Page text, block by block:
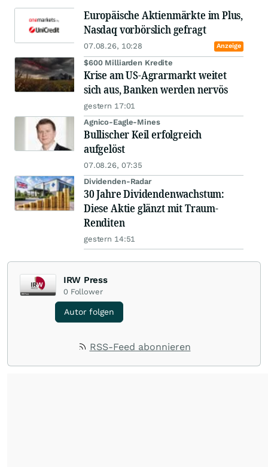
Europäische Aktienmärkte im Plus,
Nasdaq vorbörslich gefragt
07.08.26, 10:28 Anzeige
$600 Milliarden Kredite
Krise am US-Agrarmarkt weitet
sich aus, Banken werden nervös
gestern 17:01
Agnico-Eagle-Mines
Bullischer Keil erfolgreich
aufgelöst
07.08.26, 07:35
Dividenden-Radar
30 Jahre Dividendenwachstum:
Diese Aktie glänzt mit Traum-
Renditen
gestern 14:51
IRW Press
0 Follower
Autor folgen
RSS-Feed abonnieren